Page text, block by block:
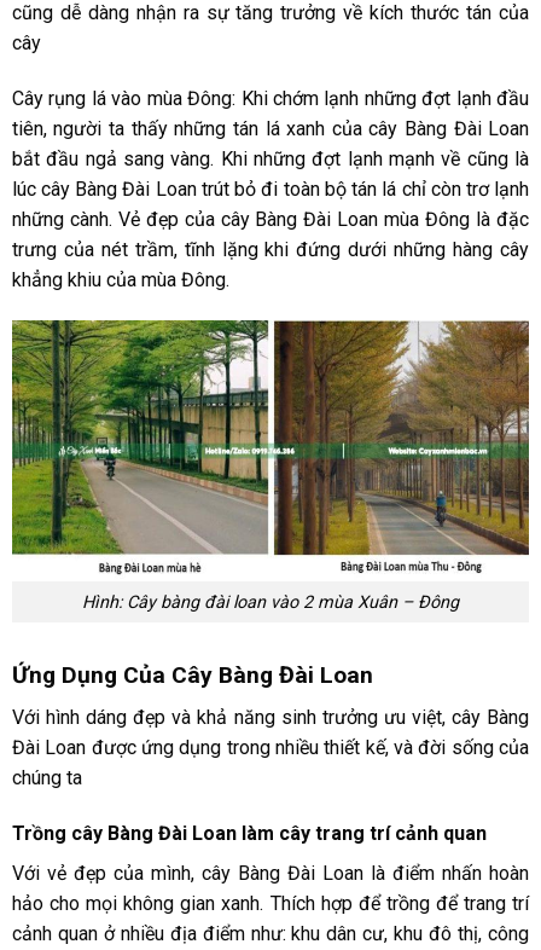
cũng dễ dàng nhận ra sự tăng trưởng về kích thước tán của
cây
Cây rụng lá vào mùa Đông: Khi chớm lạnh những đợt lạnh đầu
tiên, người ta thấy những tán lá xanh của cây Bàng Đài Loan
bắt đầu ngả sang vàng. Khi những đợt lạnh mạnh về cũng là
lúc cây Bàng Đài Loan trút bỏ đi toàn bộ tán lá chỉ còn trơ lạnh
những cành. Vẻ đẹp của cây Bàng Đài Loan mùa Đông là đặc
trưng của nét trầm, tĩnh lặng khi đứng dưới những hàng cây
khẳng khiu của mùa Đông.
Hình: Cây bàng đài loan vào 2 mùa Xuân – Đông
Ứng Dụng Của Cây Bàng Đài Loan
Với hình dáng đẹp và khả năng sinh trưởng ưu việt, cây Bàng
Đài Loan được ứng dụng trong nhiều thiết kế, và đời sống của
chúng ta
Trồng cây Bàng Đài Loan làm cây trang trí cảnh quan
Với vẻ đẹp của mình, cây Bàng Đài Loan là điểm nhấn hoàn
hảo cho mọi không gian xanh. Thích hợp để trồng để trang trí
cảnh quan ở nhiều địa điểm như: khu dân cư, khu đô thị, công